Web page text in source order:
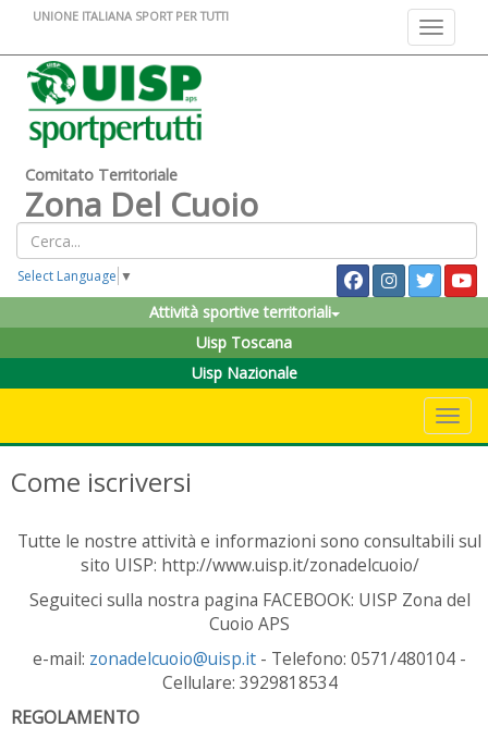
Toggle
UNIONE ITALIANA SPORT PER TUTTI
Comitato Territoriale
Zona Del Cuoio
Select Language ▼
Attività sportive territoriali
Uisp Toscana
Uisp Nazionale
Come iscriversi
Tutte le nostre attività e informazioni sono consultabili sul
sito UISP: http://www.uisp.it/zonadelcuoio/
Seguiteci sulla nostra pagina FACEBOOK: UISP Zona del
Cuoio APS
e-mail: zonadelcuoio@uisp.it - Telefono: 0571/480104 -
Cellulare: 3929818534
REGOLAMENTO